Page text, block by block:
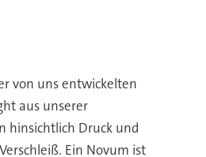
von uns entwickelten
aus unserer
hinsichtlich Druck und
Ein Novum ist